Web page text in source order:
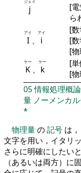
j
[
ら
I
アイ
、 i
アイ [
[
[
K
ケー
、 k
ケー
[
[
05情報処理概論
量 ノーメンカ
*
物理量の記号 は，
文字を用い，イタリ
さらに明確にしたい
（あるいは両方）に